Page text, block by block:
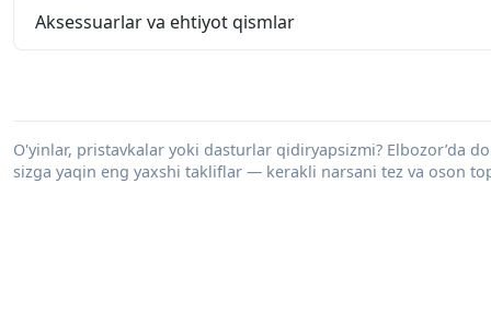
Aksessuarlar va ehtiyot qismlar
O'yinlar, pristavkalar yoki dasturlar qidiryapsizmi?
sizga yaqin eng yaxshi takliflar — kerakli narsani tez va oson